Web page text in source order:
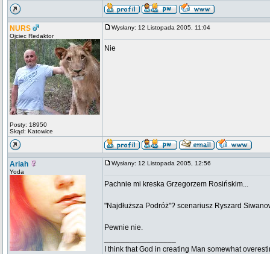
NURS
Ojciec Redaktor
Posty: 18950
Skąd: Katowice
Wysłany: 12 Listopada 2005, 11:04
Nie
Ariah
Yoda
Wysłany: 12 Listopada 2005, 12:56
Pachnie mi kreska Grzegorzem Rosińskim...
"Najdłuższa Podróż"? scenariusz Ryszard
Pewnie nie.
I think that God in creating Man somewhat